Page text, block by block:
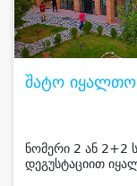
შატო იყალთო
ნომერი 2 ან 2+2
დეგუსტაციით